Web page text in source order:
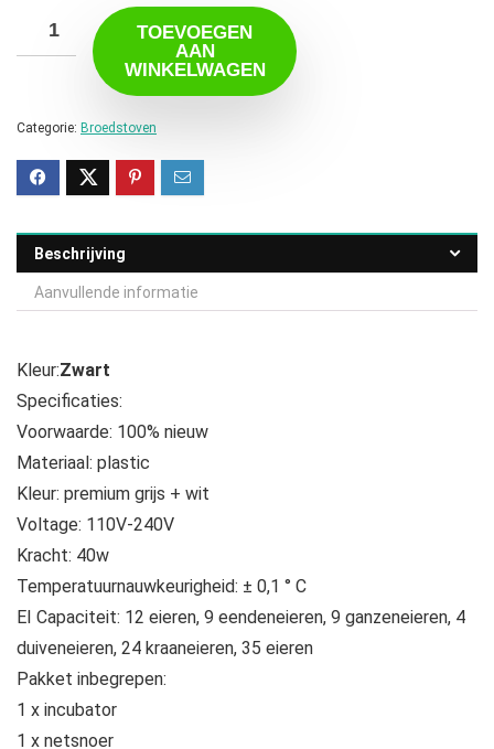
TOEVOEGEN
AAN
WINKELWAGEN
Categorie: Broedstoven
Beschrijving
Aanvullende informatie
Kleur:Zwart
Specificaties:
Voorwaarde: 100% nieuw
Materiaal: plastic
Kleur: premium grijs + wit
Voltage: 110V-240V
Kracht: 40w
Temperatuurnauwkeurigheid: ± 0,1 ° C
EI Capaciteit: 12 eieren, 9 eendeneieren, 9 ganzeneieren, 4
duiveneieren, 24 kraaneieren, 35 eieren
Pakket inbegrepen:
1 x incubator
1 x netsnoer